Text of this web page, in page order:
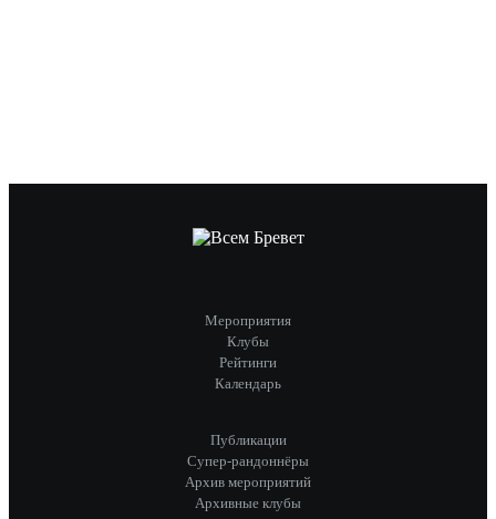
Мероприятия
Клубы
Рейтинги
Календарь
Публикации
Супер-рандоннёры
Архив мероприятий
Архивные клубы